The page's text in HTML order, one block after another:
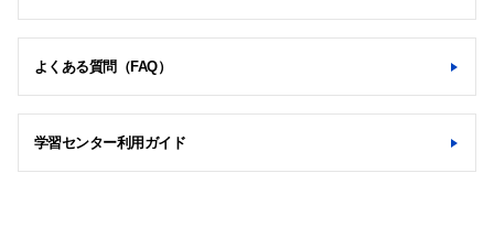
よくある質問（FAQ）
学習センター利用ガイド